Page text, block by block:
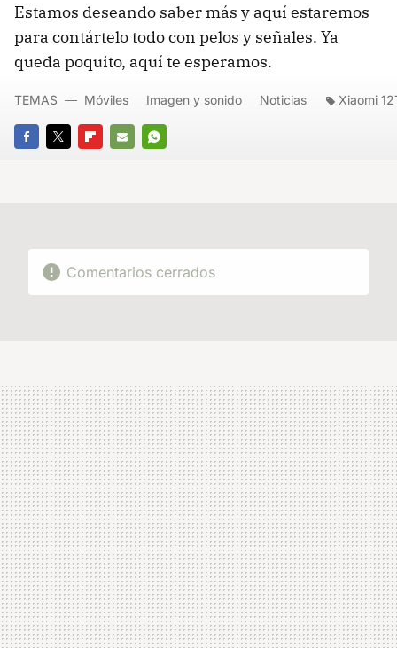
Estamos deseando saber más y aquí estaremos
para contártelo todo con pelos y señales. Ya
queda poquito, aquí te esperamos.
FACEBOOK
TWITTERFLIPBOARD
E-
WHATSAPP
TEMAS Móviles Imagen y sonido Noticias Xiaomi
Comentarios cerrados